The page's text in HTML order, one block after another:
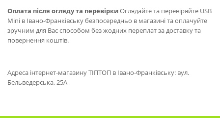
Оплата після огляду та перевіркиОглядайте та перевіряйте USB
Mini в Івано-Франківську безпосередньо в магазині та оплачуйте
зручним для Вас способом без жодних переплат за доставку та
повернення коштів.
Адреса інтернет-магазину ТІПТОП в Івано-Франківську: вул.
Бельведерська, 25А